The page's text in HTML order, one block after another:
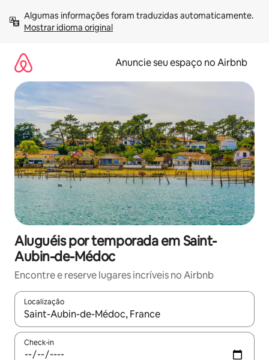
para
Mostrar idioma original
Anuncie seu espaço no Airbnb
Aluguéis por temporada em Saint-
Aubin-de-Médoc
Encontre e reserve lugares incríveis no Airbnb
Localização
Quando os resultados estiverem disponíveis, explore-os
Check-in